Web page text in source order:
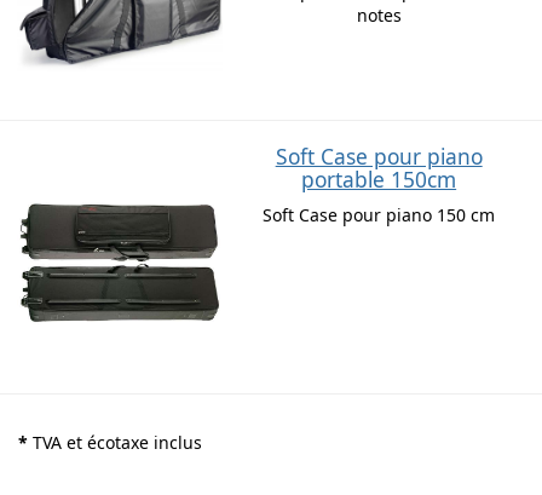
notes
Soft Case pour piano
portable 150cm
Soft Case pour piano 150 cm
* TVA et écotaxe inclus